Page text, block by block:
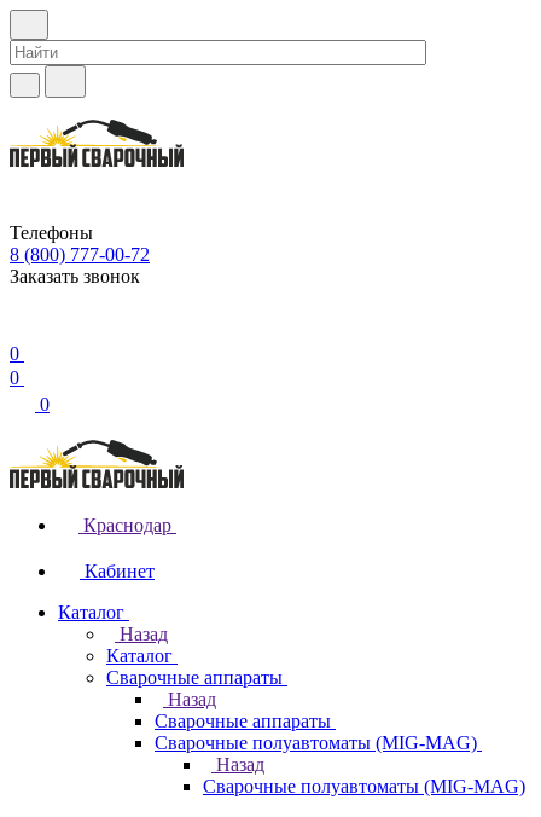
Телефоны
8 (800) 777-00-72
Заказать звонок
0
0
0
Краснодар
Кабинет
Каталог
Назад
Каталог
Сварочные аппараты
Назад
Сварочные аппараты
Сварочные полуавтоматы (MIG-MAG)
Назад
Сварочные полуавтоматы (MIG-MAG)